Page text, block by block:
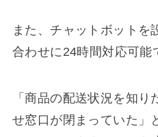
また、チャットボットを
合わせに24時間対応可能
「商品の配送状況を知
せ窓口が閉まっていた」